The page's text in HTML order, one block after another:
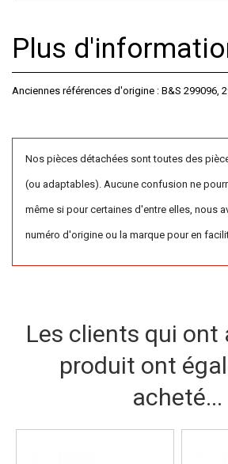
Plus
Anciennes références d'origine : B&S 299096,
Nos pièces détachées sont toutes des
(ou adaptables). Aucune confusion ne
même si pour certaines d'entre elles, nous
numéro d'origine ou la marque pour en
Les clients qui ont
produit ont
acheté...